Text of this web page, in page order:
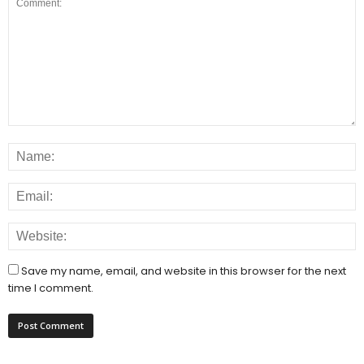
Save my name, email, and website in this browser for the next
time I comment.